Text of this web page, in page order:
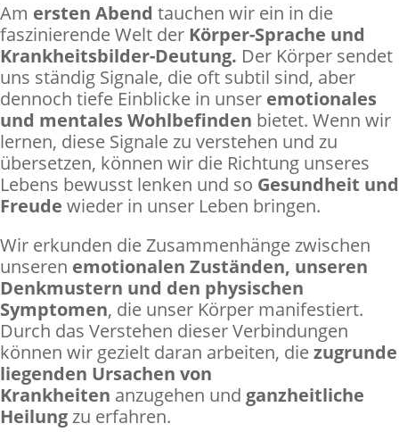
Am ersten Abend tauchen wir ein in die
faszinierende Welt der Körper-Sprache und
Krankheitsbilder-Deutung. Der Körper sendet
uns ständig Signale, die oft subtil sind, aber
dennoch tiefe Einblicke in unser emotionales
und mentales Wohlbefinden bietet. Wenn wir
lernen, diese Signale zu verstehen und zu
übersetzen, können wir die Richtung unseres
Lebens bewusst lenken und so Gesundheit und
Freude wieder in unser Leben bringen.
Wir erkunden die Zusammenhänge zwischen
unseren emotionalen Zuständen, unseren
Denkmustern und den physischen
Symptomen, die unser Körper manifestiert.
Durch das Verstehen dieser Verbindungen
können wir gezielt daran arbeiten, diezugrunde
liegenden Ursachen von
Krankheiten anzugehen und ganzheitliche
Heilungzu erfahren.